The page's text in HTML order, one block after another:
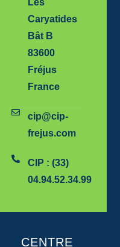
Les
Caryatides
Bât B
83600
Fréjus
France
cip@cip-
frejus.com
CIP : (33)
04.94.52.34.99
CENTRE